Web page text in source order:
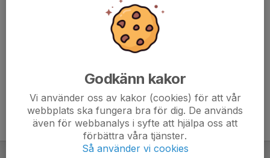
Godkänn kakor
Vi använder oss av kakor (cookies) för att vår
webbplats ska fungera bra för dig. De används
även för webbanalys i syfte att hjälpa oss att
förbättra våra tjänster.
Så använder vi cookies